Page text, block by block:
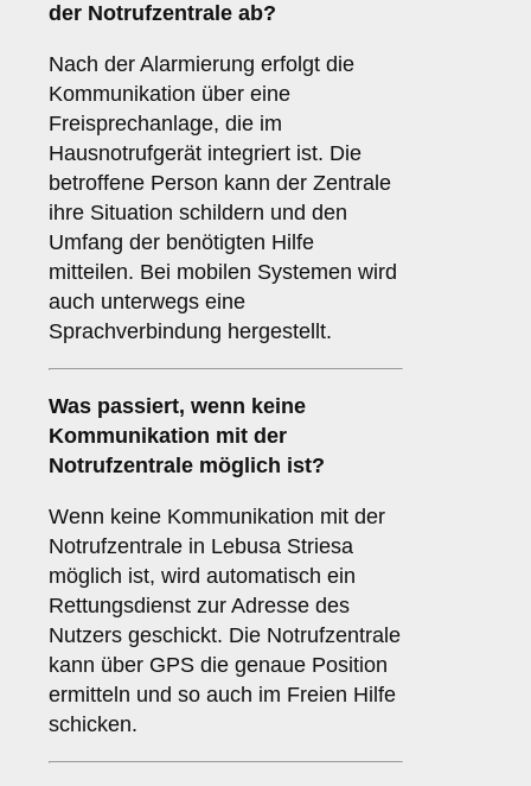
der Notrufzentrale ab?
Nach der Alarmierung erfolgt die
Kommunikation über eine
Freisprechanlage, die im
Hausnotrufgerät integriert ist. Die
betroffene Person kann der Zentrale
ihre Situation schildern und den
Umfang der benötigten Hilfe
mitteilen. Bei mobilen Systemen wird
auch unterwegs eine
Sprachverbindung hergestellt.
Was passiert, wenn keine
Kommunikation mit der
Notrufzentrale möglich ist?
Wenn keine Kommunikation mit der
Notrufzentrale in Lebusa Striesa
möglich ist, wird automatisch ein
Rettungsdienst zur Adresse des
Nutzers geschickt. Die Notrufzentrale
kann über GPS die genaue Position
ermitteln und so auch im Freien Hilfe
schicken.